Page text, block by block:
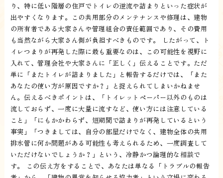
り、特に低い階層の住戸でトイレの逆流や詰まりといった症状が
出やすくなります。この共用部分のメンテナンスや修理は、建物
の所有者である大家さんや管理組合の責任範囲であり、その費用
も当然ながら大家さん側が負担すべきものです。 したがって、ト
イレつまりが再発した際に最も重要なのは、この可能性を視野に
入れて、管理会社や大家さんに「正しく」伝えることです。ただ
単に「またトイレが詰まりました」と報告するだけでは、「また
あなたの使い方が原因ですか？」と捉えられてしまいかねませ
ん。伝えるべきポイントは、「トイレットペーパー以外のものは
流しておらず、一度に大量に流すなど、使い方には注意している
こと」「にもかかわらず、短期間で詰まりが再発しているという
事実」「つきましては、自分の部屋だけでなく、建物全体の共用
排水管に何か問題がある可能性も考えられるため、一度調査して
いただけないでしょうか？」という、冷静かつ論理的な相談で
す。 この伝え方をすることで、あなたは単なる「トラブルの報告